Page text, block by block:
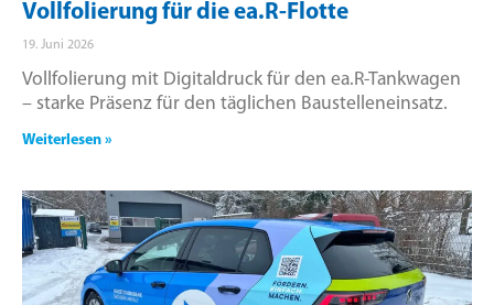
Vollfolierung für die ea.R-Flotte
19. Juni 2026
Vollfolierung mit Digitaldruck für den ea.R-Tankwagen
– starke Präsenz für den täglichen Baustelleneinsatz.
Weiterlesen »